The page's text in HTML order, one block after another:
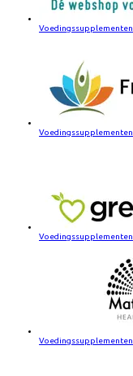
Voedingssupplementen
Voedingssupplementen
Voedingssupplementen
Voedingssupplementen